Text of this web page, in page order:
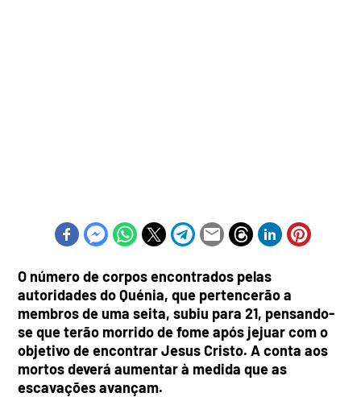
O número de corpos encontrados pelas
autoridades do Quénia, que pertencerão a
membros de uma seita, subiu para 21, pensando-
se que terão morrido de fome após jejuar com o
objetivo de encontrar Jesus Cristo. A conta aos
mortos deverá aumentar à medida que as
escavações avançam.